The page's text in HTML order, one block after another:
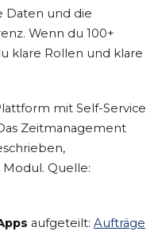
Daten und die
Wenn du 100+
klare Rollen und klare
mit Self-Service
Zeitmanagement
Quelle:
aufgeteilt: Aufträge